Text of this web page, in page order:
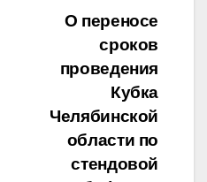
О переносе
сроков
проведения
Кубка
Челябинской
области по
стендовой